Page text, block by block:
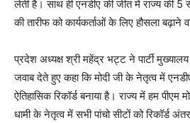
लेती है। साथ ही एनडीए की जीत में राज्य की 5
की तारीफ को कार्यकर्ताओं के लिए हौसला बढ़ाने
प्रदेश अध्यक्ष श्री महेंद्र भट्ट ने पार्टी
जवाब देते हुए कहा कि मोदी जी के नेतृत्व में
ऐतिहासिक रिकॉर्ड बनाया है। राज्य में हम पीएम
धामी के नेतृत्व में सभी पांचो सीटों को रिकॉर्ड